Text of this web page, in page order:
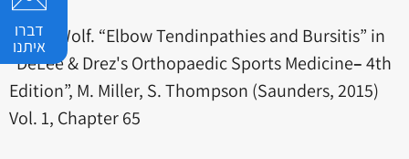
1J. M. Wolf. “Elbow Tendinpathies and Bursitis” in
“DeLee & Drez's Orthopaedic Sports Medicine–4th
Edition”, M. Miller, S. Thompson (Saunders, 2015)
Vol. 1, Chapter 65
דברו
איתנו